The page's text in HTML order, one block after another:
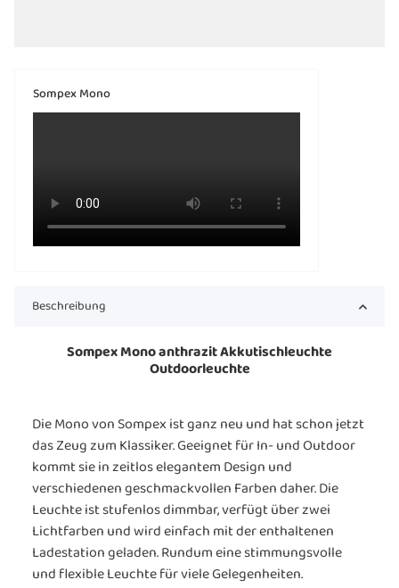
Sompex Mono
Beschreibung
Sompex Mono anthrazit Akkutischleuchte
Outdoorleuchte
Die Mono von Sompex ist ganz neu und hat schon jetzt
das Zeug zum Klassiker. Geeignet für In- und Outdoor
kommt sie in zeitlos elegantem Design und
verschiedenen geschmackvollen Farben daher. Die
Leuchte ist stufenlos dimmbar, verfügt über zwei
Lichtfarben und wird einfach mit der enthaltenen
Ladestation geladen. Rundum eine stimmungsvolle
und flexible Leuchte für viele Gelegenheiten.